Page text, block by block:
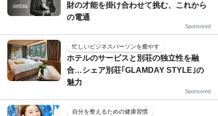
財の才能を掛け合わせて挑む、これから
の電通
Sponsored
忙しいビジネスパーソンを癒やす
ホテルのサービスと別荘の独立性を融
合…シェア別荘｢GLAMDAY STYLE｣の
魅力
Sponsored
自分を整えるための健康習慣